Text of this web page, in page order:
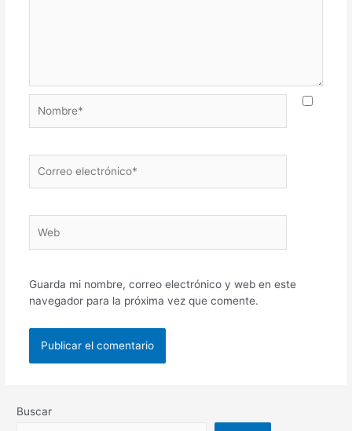
electrónico*
Guarda mi nombre, correo electrónico y web en este
navegador para la próxima vez que comente.
Buscar